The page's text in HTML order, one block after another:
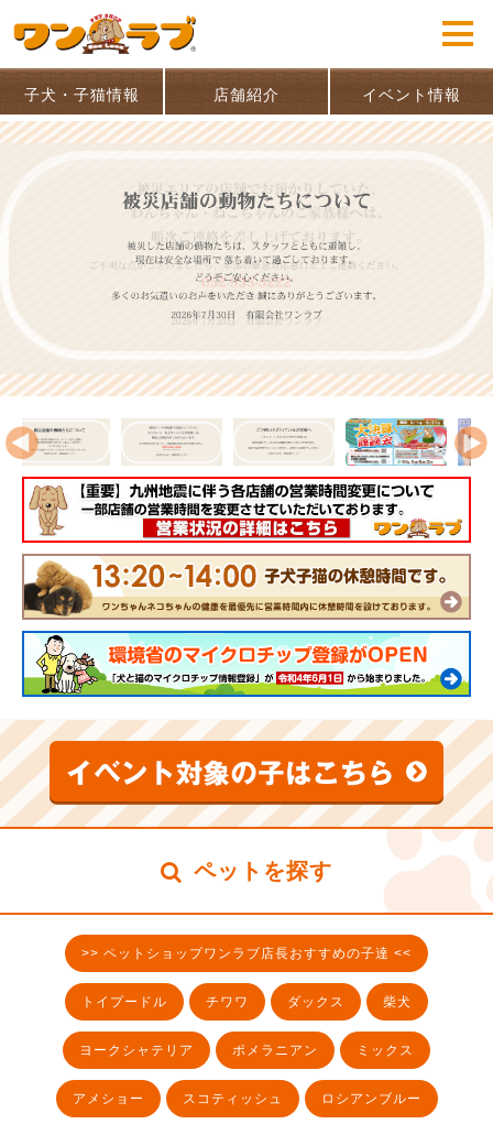
子犬・子猫情報 店舗紹介 イベント情報
ペットを探す
>> ペットショップワンラブ店長おすすめの子達 <<
トイプードル チワワ ダックス 柴犬
ヨークシャテリア ポメラニアン ミックス
アメショー スコティッシュ ロシアンブルー